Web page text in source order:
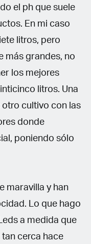
el ph que suele
En mi caso
litros, pero
más grandes, no
los mejores
litros. Una
otro cultivo con las
donde
poniendo sólo
maravilla y han
Lo que hago
a medida que
cerca hace